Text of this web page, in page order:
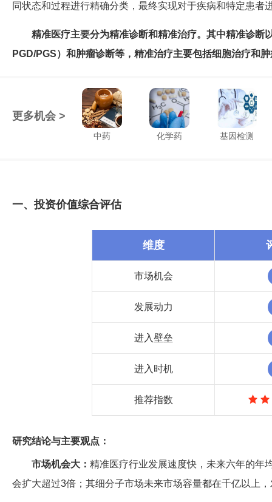
同状态和过程进行精确分类，最终实现对于疾病和特定患
精准医疗主要分为精准诊断和精准治疗。其中精准诊断
PGD/PGS）和肿瘤诊断等，精准治疗主要包括细胞治疗和
更多机会 >
中药 化学药 基因检测
一、投资价值综合评估
维度
市场机会
发展动力
进入壁垒
进入时机
推荐指数
研究结论与主要观点：
市场机会大： 精准医疗行业发展速度快，未来六年的年
会扩大超过3倍；其细分子市场未来市场容量都在千亿以上